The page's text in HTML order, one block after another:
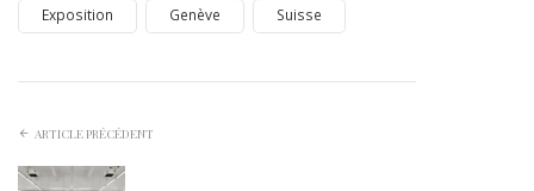
Exposition
Genève Suisse
ARTICLE PRÉCÉDENT